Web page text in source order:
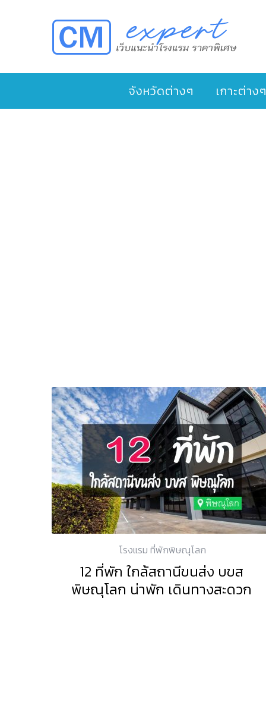
จังหวัดต่างๆ เกาะต่างๆ
โรงแรม ที่พักพิษณุโลก
12 ที่พัก ใกล้สถานีขนส่ง บขส
พิษณุโลก น่าพัก เดินทางสะดวก